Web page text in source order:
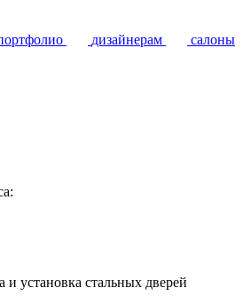
дизайнерам салоны
и установка стальных дверей